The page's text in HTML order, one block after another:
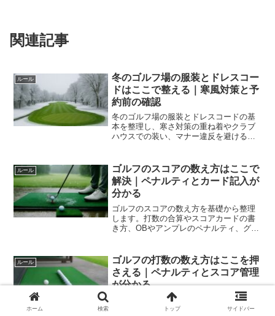
関連記事
ルール
冬のゴルフ場の服装とドレスコー
ドはここで整える｜寒風対策と予
約前の確認
冬のゴルフ場の服装とドレスコードの基
本を整理し、寒さ対策の重ね着やクラブ
ハウスでの装い、マナー違反を避ける要
立する準備が分かります。
ルール
ゴルフのスコアの数え方はここで
解決｜ペナルティとカード記入が
分かる
ゴルフのスコアの数え方を基礎から整理
します。打数の合算やスコアカードの書
き方、OBやアンプレのペナルティ、グリ
力に変えます。
ルール
ゴルフの打数の数え方はここを押
さえる｜ペナルティとスコア管理
が分かる
ゴルフの打数の数え方を基礎から整理。
素振りと空振りの違い、OBやペナルティ
ホーム 検索 トップ サイドバー